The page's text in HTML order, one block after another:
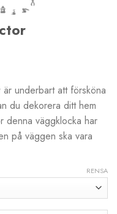
är underbart att försköna
du dekorera ditt hem
denna väggklocka har
på väggen ska vara
RENSA